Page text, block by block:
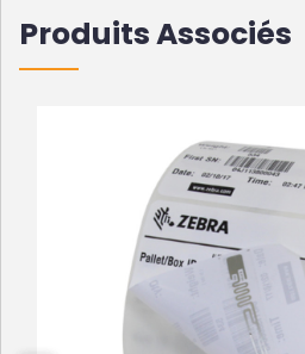
Produits Associés